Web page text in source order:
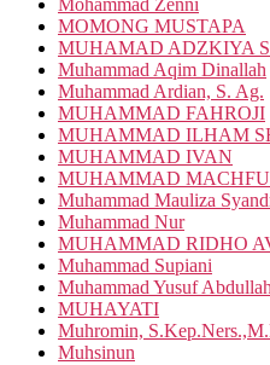
Mohammad Zenni
MOMONG MUSTAPA
MUHAMAD ADZKIYA
Muhammad Aqim Dinallah
Muhammad Ardian, S. Ag.
MUHAMMAD FAHROJI
MUHAMMAD ILHAM
MUHAMMAD IVAN
MUHAMMAD
Muhammad Mauliza
Muhammad Nur
MUHAMMAD RIDHO
Muhammad Supiani
Muhammad Yusuf
MUHAYATI
Muhromin,
Muhsinun